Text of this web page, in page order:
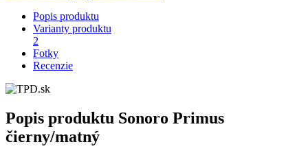
Popis produktu
Varianty produktu
2
Fotky
Recenzie
Popis produktu Sonoro Primus
čierny/matný